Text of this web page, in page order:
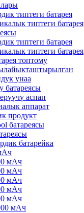
типтеги батарея
типтеги батарея
типтеги батарея
типтеги батарея
топтому
унаа
аспап
аппарат
продукт
батареясы
батарейка
мАч
мАч
мАч
мАч
мАч
мАч